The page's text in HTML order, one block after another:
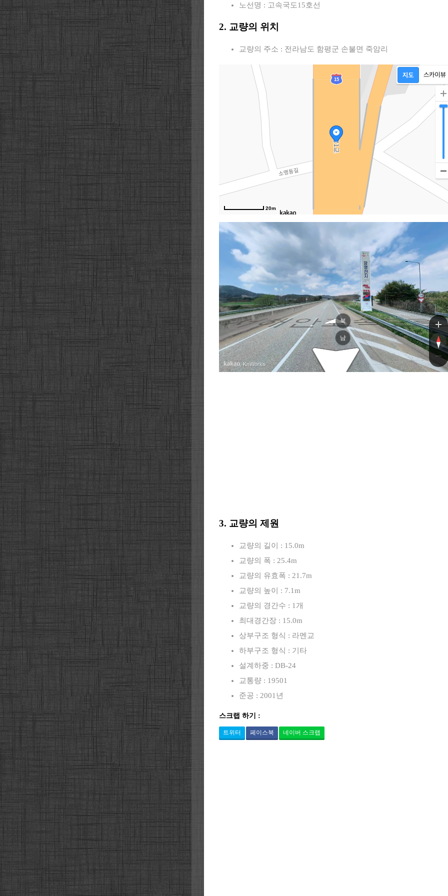
노선명 : 고속국도15호선
2. 교량의 위치
교량의 주소 : 전라남도 함평군 손불면 죽암리
20m
서해안고속도
서해안고속도
북
남
, KnWorks
3. 교량의 제원
교량의 길이 : 15.0m
교량의 폭 : 25.4m
교량의 유효폭 : 21.7m
교량의 높이 : 7.1m
교량의 경간수 : 1개
최대경간장 : 15.0m
상부구조 형식 : 라멘교
하부구조 형식 : 기타
설계하중 : DB-24
교통량 : 19501
준공 : 2001년
스크랩 하기 :
트위터 페이스북 네이버 스크랩